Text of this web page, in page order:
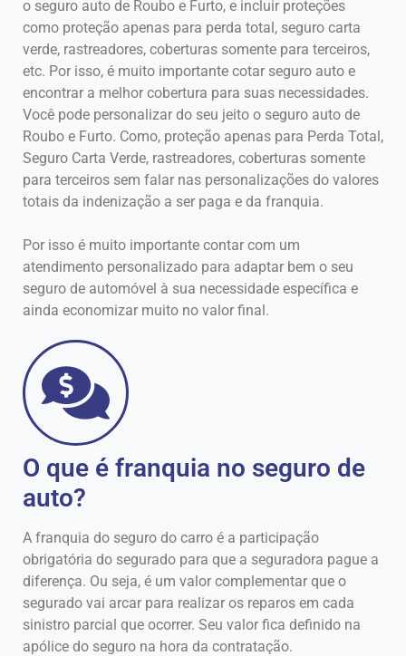
o seguro auto de Roubo e Furto, e incluir proteções
como proteção apenas para perda total, seguro carta
verde, rastreadores, coberturas somente para terceiros,
etc. Por isso, é muito importante cotar seguro auto e
encontrar a melhor cobertura para suas necessidades.
Você pode personalizar do seu jeito o seguro auto de
Roubo e Furto. Como, proteção apenas para Perda Total,
Seguro Carta Verde, rastreadores, coberturas somente
para terceiros sem falar nas personalizações do valores
totais da indenização a ser paga e da franquia.
Por isso é muito importante contar com um
atendimento personalizado para adaptar bem o seu
seguro de automóvel à sua necessidade específica e
ainda economizar muito no valor final.
O que é franquia no seguro de
auto?
A franquia do seguro do carro é a participação
obrigatória do segurado para que a seguradora pague a
diferença. Ou seja, é um valor complementar que o
segurado vai arcar para realizar os reparos em cada
sinistro parcial que ocorrer. Seu valor fica definido na
apólice do seguro na hora da contratação.